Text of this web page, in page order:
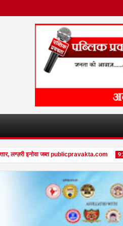
इनोवा जब्त publicpravakta.com 9:25 PM
Feb